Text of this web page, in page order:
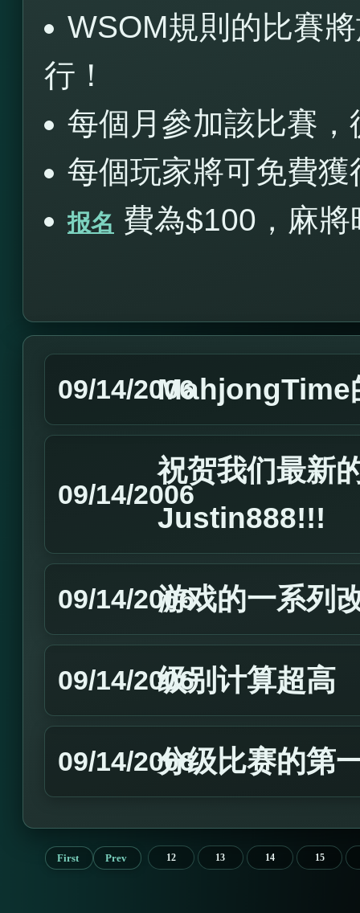
WSOM規則的比賽
行！
每個月參加該比賽
每個玩家將可免費
报名 費為$100，麻
09/14/2006MahjongTime
09/14/2006
祝贺我们最新
Justin888!!!
09/14/2006游戏的一系列
09/14/2006级别计算超高
09/14/2006分级比赛的第
First Prev 12 13 14 15